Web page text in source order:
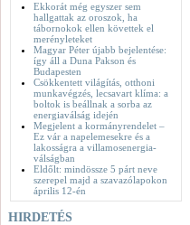
Ekkorát még egyszer sem
hallgattak az oroszok, ha
tábornokok ellen követtek el
merényleteket
Magyar Péter újabb bejelentése:
így áll a Duna Pakson és
Budapesten
Csökkentett világítás, otthoni
munkavégzés, lecsavart klíma: a
boltok is beállnak a sorba az
energiaválság idején
Megjelent a kormányrendelet –
Ez vár a napelemesekre és a
lakosságra a villamosenergia-
válságban
Eldőlt: mindössze 5 párt neve
szerepel majd a szavazólapokon
április 12-én
HIRDETÉS